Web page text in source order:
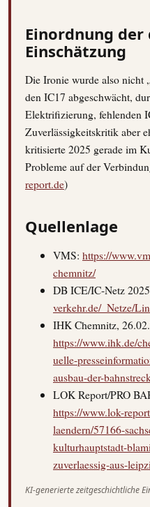
Einordnung
Einschätzung
Die Ironie wurde also nicht
den IC17 abgeschwächt,
Elektrifizierung, fehlenden
Zuverlässigkeitskritik aber
kritisierte 2025 gerade im
Probleme auf der
report.de)
Quellenlage
VMS: https://
chemnitz/
DB ICE/IC-Netz
verkehr.de/_Netze/
IHK Chemnitz,
https://www.ihk.de/
uelle-
ausbau-der-
LOK Report/PRO
https://www.lok-
laendern/57166-
kulturhauptstadt-
zuverlaessig-aus-
KI-generierte zeitgeschichtliche